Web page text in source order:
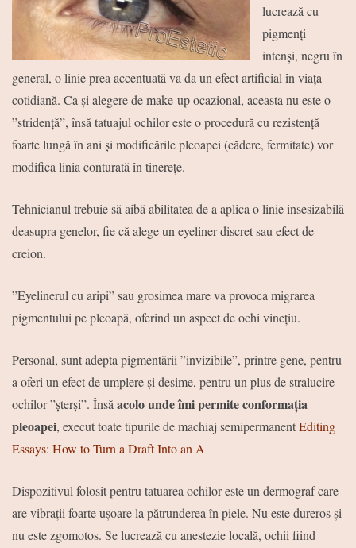
lucrează cu
pigmenți
intenși, negru în
general, o linie prea accentuată va da un efect artificial în viața
cotidiană. Ca și alegere de make-up ocazional, aceasta nu este o
”stridență”, însă tatuajul ochilor este o procedură cu rezistență
foarte lungă în ani și modificările pleoapei (cădere, fermitate) vor
modifica linia conturată în tinerețe.
Tehnicianul trebuie să aibă abilitatea de a aplica o linie insesizabilă
deasupra genelor, fie că alege un eyeliner discret sau efect de
creion.
”Eyelinerul cu aripi” sau grosimea mare va provoca migrarea
pigmentului pe pleoapă, oferind un aspect de ochi vinețiu.
Personal, sunt adepta pigmentării ”invizibile”, printre gene, pentru
a oferi un efect de umplere și desime, pentru un plus de stralucire
ochilor ”șterși”. Însă acolo unde îmi permite conformația
pleoapei, execut toate tipurile de machiaj semipermanentEditing
Essays: How to Turn a Draft Into an A
Dispozitivul folosit pentru tatuarea ochiloreste un dermografcare
are vibrații foarte ușoare la pătrunderea în piele. Nu este dureros și
nu este zgomotos. Se lucrează cu anestezie locală, ochii fiind